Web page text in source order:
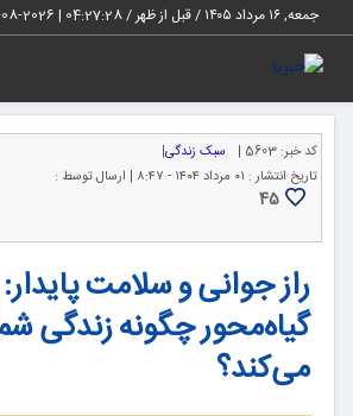
جمعه, ۱۶ مرداد ۱۴۰۵ / قبل از ظهر / 04:27:29
|
2026-08-07
کد خبر: 5603 | سبک زندگی|
تاریخ انتشار : ۰۱ مرداد ۱۴۰۴ - ۸:۴۷ | ارسال توسط :
45
راز جوانی و سلامت
گیاه‌محور چگونه زندگی
می‌کند؟